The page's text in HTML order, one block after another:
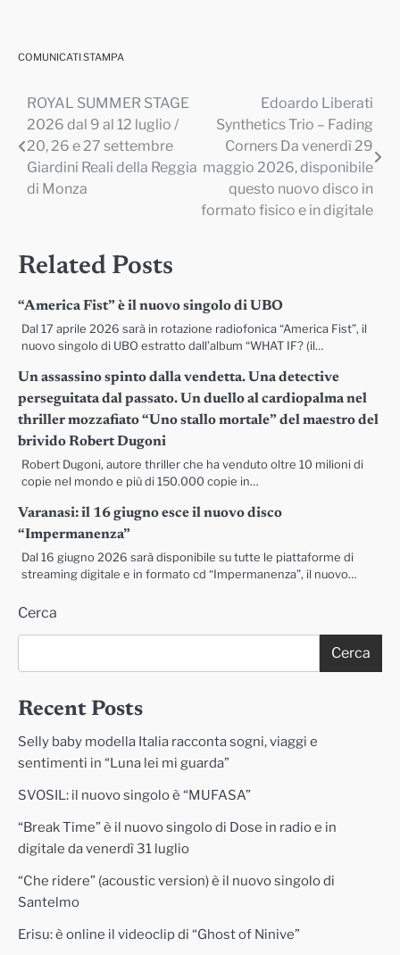
COMUNICATI STAMPA
Navigazione
articoli
ROYAL SUMMER STAGE
2026 dal 9 al 12 luglio /
20, 26 e 27 settembre
Giardini Reali della Reggia
di Monza
Edoardo Liberati
Synthetics Trio – Fading
Corners Da venerdì 29
maggio 2026, disponibile
questo nuovo disco in
formato fisico e in digitale
Related Posts
“America Fist” è il nuovo singolo di UBO
Dal 17 aprile 2026 sarà in rotazione radiofonica “America Fist”, il
nuovo singolo di UBO estratto dall’album “WHAT IF? (il…
Un assassino spinto dalla vendetta. Una detective
perseguitata dal passato. Un duello al cardiopalma nel
thriller mozzafiato “Uno stallo mortale” del maestro del
brivido Robert Dugoni
Robert Dugoni, autore thriller che ha venduto oltre 10 milioni di
copie nel mondo e più di 150.000 copie in…
Varanasi: il 16 giugno esce il nuovo disco
“Impermanenza”
Dal 16 giugno 2026 sarà disponibile su tutte le piattaforme di
streaming digitale e in formato cd “Impermanenza”, il nuovo…
Cerca
Cerca
Recent Posts
Selly baby modella Italia racconta sogni, viaggi e
sentimenti in “Luna lei mi guarda”
SVOSIL: il nuovo singolo è “MUFASA”
“Break Time” è il nuovo singolo di Dose in radio e in
digitale da venerdì 31 luglio
“Che ridere” (acoustic version) è il nuovo singolo di
Santelmo
Erisu: è online il videoclip di “Ghost of Ninive”